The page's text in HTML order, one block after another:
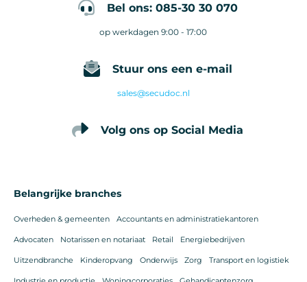
Bel ons: 085-30 30 070
op werkdagen 9:00 - 17:00
Stuur ons een e-mail
sales@secudoc.nl
Volg ons op Social Media
Belangrijke branches
Overheden & gemeenten Accountants en administratiekantoren
Advocaten Notarissen en notariaat Retail Energiebedrijven
Uitzendbranche Kinderopvang Onderwijs Zorg Transport en logistiek